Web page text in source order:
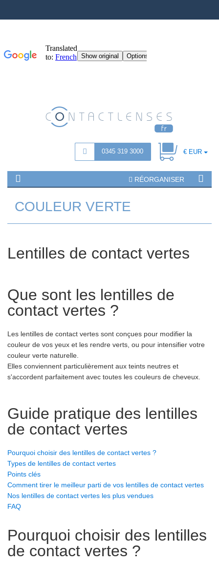
0345 319 3000 € EUR
RÉORGANISER
COULEUR VERTE
Lentilles de contact vertes
Que sont les lentilles de
contact vertes ?
Les lentilles de contact vertes sont conçues pour modifier la
couleur de vos yeux et les rendre verts, ou pour intensifier votre
couleur verte naturelle.
Elles conviennent particulièrement aux teints neutres et
s'accordent parfaitement avec toutes les couleurs de cheveux.
Guide pratique des lentilles
de contact vertes
Pourquoi choisir des lentilles de contact vertes ?
Types de lentilles de contact vertes
Points clés
Comment tirer le meilleur parti de vos lentilles de contact vertes
Nos lentilles de contact vertes les plus vendues
FAQ
Pourquoi choisir des lentilles
de contact vertes ?